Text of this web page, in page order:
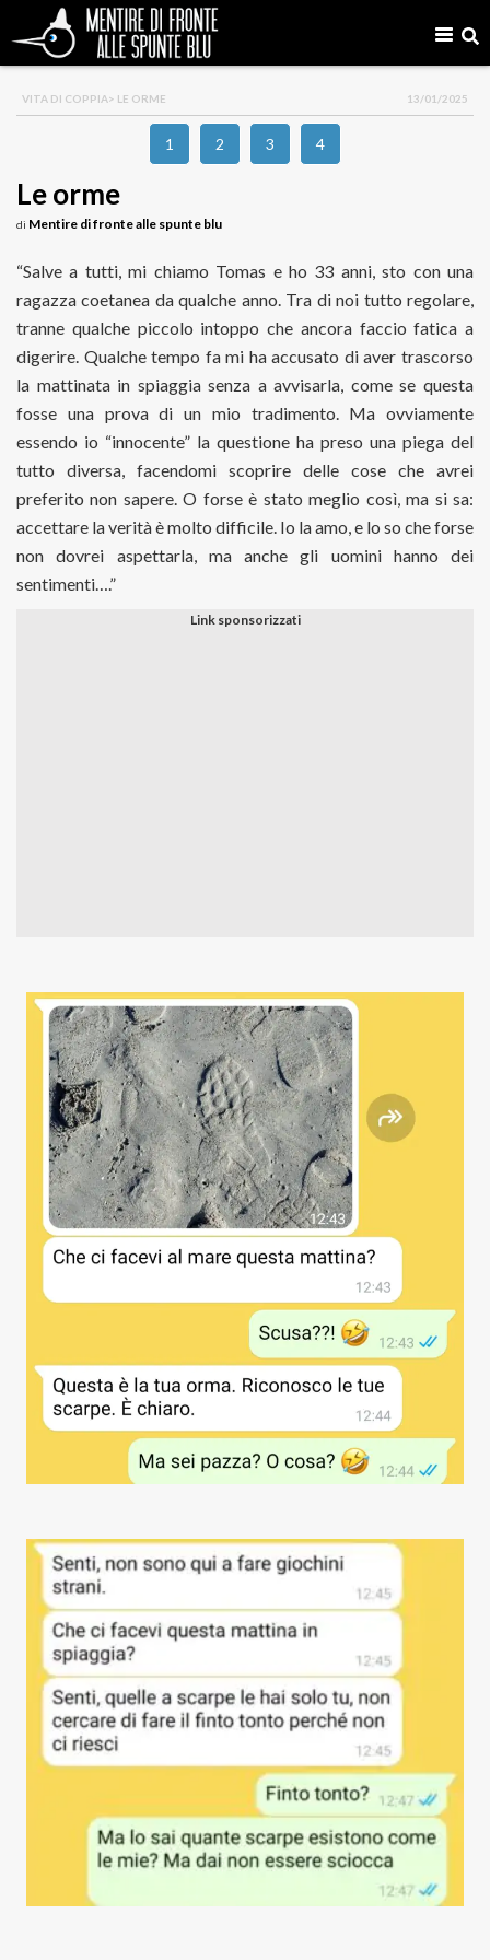
VITA DI COPPIA> LE ORME 13/01/2025
1 2 3 4
Le orme
di Mentire di fronte alle spunte blu
“Salve a tutti, mi chiamo Tomas e ho 33 anni, sto con una
ragazza coetanea da qualche anno. Tra di noi tutto regolare,
tranne qualche piccolo intoppo che ancora faccio fatica a
digerire. Qualche tempo fa mi ha accusato di aver trascorso
la mattinata in spiaggia senza a avvisarla, come se questa
fosse una prova di un mio tradimento. Ma ovviamente
essendo io “innocente” la questione ha preso una piega del
tutto diversa, facendomi scoprire delle cose che avrei
preferito non sapere. O forse è stato meglio così, ma si sa:
accettare la verità è molto difficile. Io la amo, e lo so che forse
non dovrei aspettarla, ma anche gli uomini hanno dei
sentimenti….”